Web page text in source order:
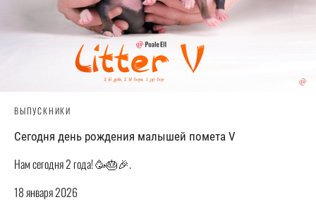
ВЫПУСКНИКИ
Сегодня день рождения малышей помета V
Нам сегодня 2 года! 🥳🎂🎉.
18 января 2026